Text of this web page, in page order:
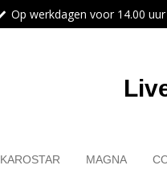
Op werkdagen voor 14.00
KAROSTAR MAGNA